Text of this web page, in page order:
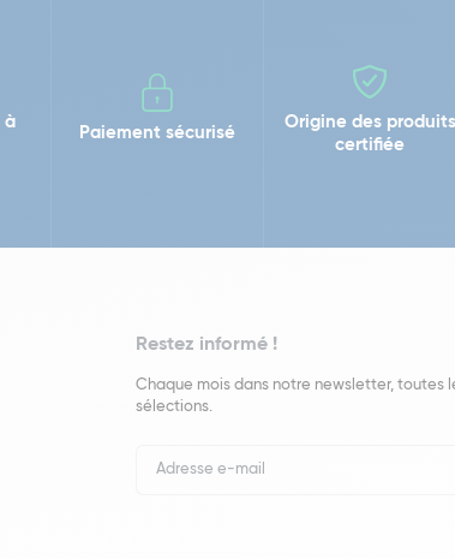
à
Paiement sécurisé
Origine des produits
certifiée
Restez informé !
Chaque mois dans notre newsletter, toutes
sélections.
Newsletter